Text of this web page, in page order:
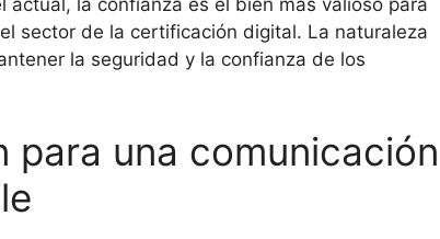
sector de la certificación digital. La naturaleza
la seguridad y la confianza de los
para una comunicación